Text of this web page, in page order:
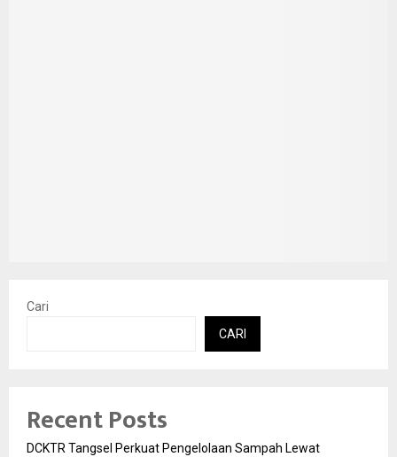
Cari
CARI
Recent Posts
DCKTR Tangsel Perkuat Pengelolaan Sampah Lewat